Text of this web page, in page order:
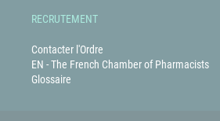
RECRUTEMENT
Contacter l'Ordre
EN - The French Chamber of Pharmacists
Glossaire